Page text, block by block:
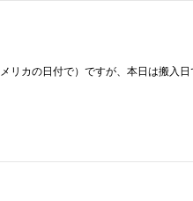
カの日付で）ですが、本日は搬入日